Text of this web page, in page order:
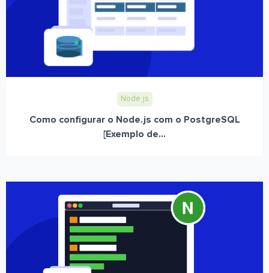
Node.js
Como configurar o Node.js com o PostgreSQL
[Exemplo de...